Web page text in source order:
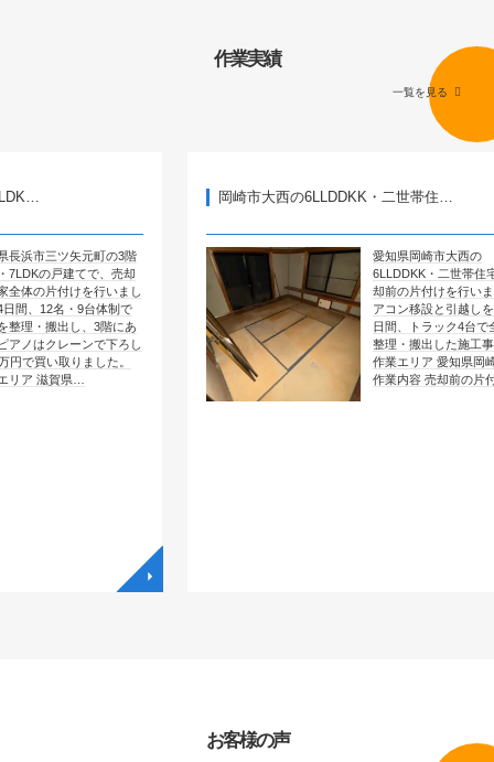
作業実績
一覧を見る
元町の3階
で、売却
を行いまし
9台体制で
、3階にあ
ンで下ろし
ました。
岡崎市大西の6LLDDKK・二世帯住…
愛知県岡崎市大西の
6LLDDKK・二世帯住宅で、売
却前の片付けを行いました。エ
アコン移設と引越しを含めて4
日間、トラック4台で全部屋を
整理・搬出した施工事例です。
作業エリア 愛知県岡崎市大西
作業内容 売却前の片付け …
お客様の声